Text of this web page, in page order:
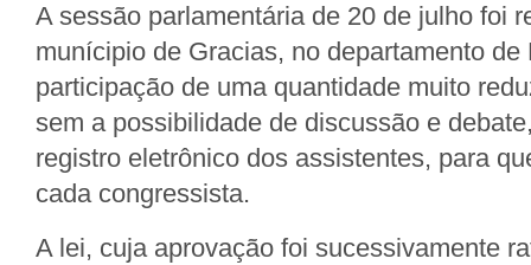
A sessão parlamentária de 20 de julho foi
munícipio de Gracias, no departamento de
participação de uma quantidade muito
sem a possibilidade de discussão e
registro eletrônico dos assistentes, para
cada congressista.
A lei, cuja aprovação foi sucessivamente